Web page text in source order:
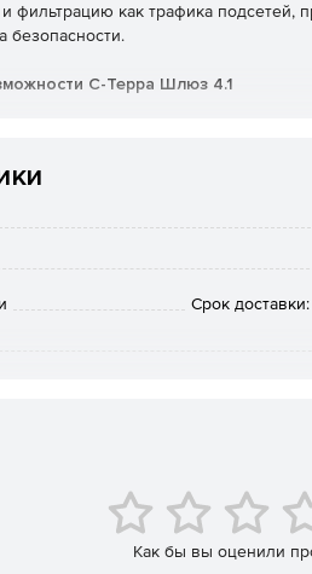
фильтрацию как трафика подсетей,
безопасности.
С-Терра Шлюз 4.1
целостности передаваемого
трафика.
экран, осуществляющий
IPSEC ESP».
сетей любой сложности
Срок
Как бы вы оценили